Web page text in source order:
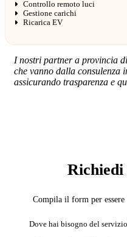
Controllo remoto luci
Gestione carichi
Ricarica EV
I nostri partner a provincia
che vanno dalla consulenza
assicurando trasparenza e
Richiedi
Compila il form per essere
Dove hai bisogno del